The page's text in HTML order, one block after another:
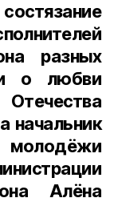
разных
о любви
начальник
Алёна